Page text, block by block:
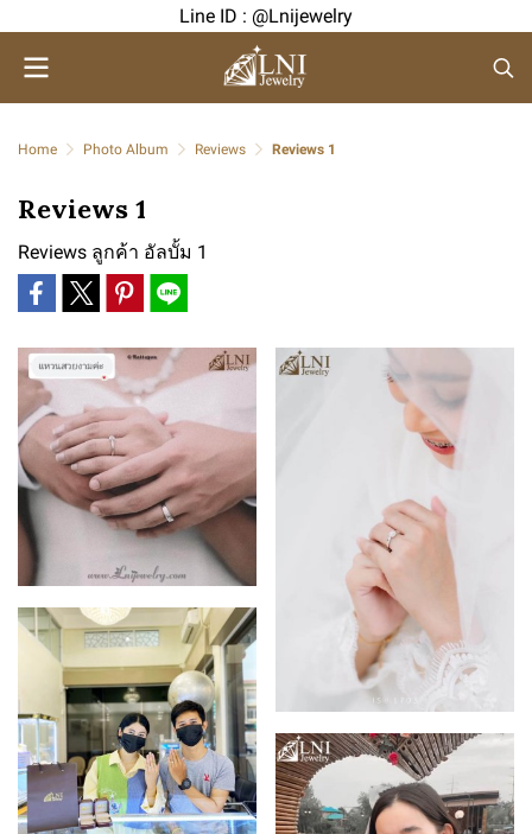
Line ID : @Lnijewelry
Home Photo Album Reviews Reviews 1
Reviews 1
Reviews ลูกค้า อัลบั้ม 1